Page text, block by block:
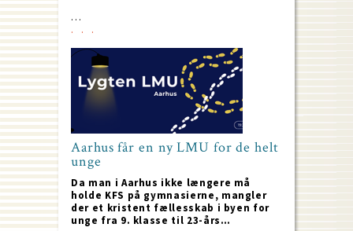
…
Aarhus får en ny LMU for de helt
unge
Da man i Aarhus ikke længere må
holde KFS på gymnasierne, mangler
der et kristent fællesskab i byen for
unge fra 9. klasse til 23-års…